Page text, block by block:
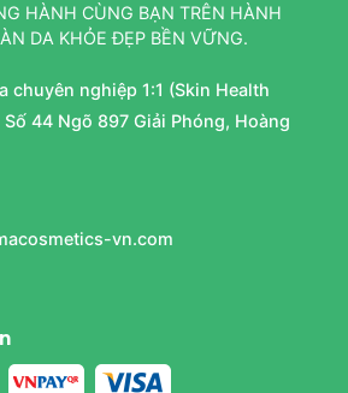
HÀNH CÙNG BẠN TRÊN HÀNH
DA KHỎE ĐẸP BỀN VỮNG.
chuyên nghiệp 1:1 (Skin Health
44 Ngõ 897 Giải Phóng, Hoàng
vn.com